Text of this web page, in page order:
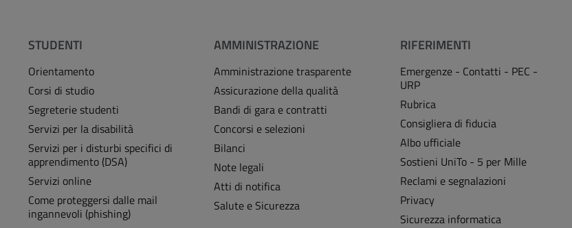
STUDENTI
Orientamento
Corsi di studio
Segreterie studenti
Servizi per la disabilità
Servizi per i disturbi specifici di
apprendimento (DSA)
Servizi online
Come proteggersi dalle mail
ingannevoli (phishing)
AMMINISTRAZIONE
Amministrazione trasparente
Assicurazione della qualità
Bandi di gara e contratti
Concorsi e selezioni
Bilanci
Note legali
Atti di notifica
Salute e Sicurezza
RIFERIMENTI
Emergenze - Contatti - PEC -
URP
Rubrica
Consigliera di fiducia
Albo ufficiale
Sostieni UniTo - 5 per Mille
Reclami e segnalazioni
Privacy
Sicurezza informatica